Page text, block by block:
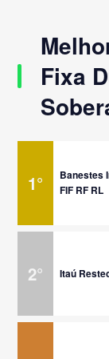
Fixa
1°
Banestes
FIF RF RL
2° Itaú